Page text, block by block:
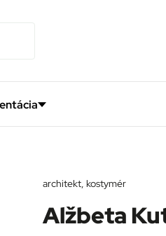
architekt, kostymér
Alžbeta